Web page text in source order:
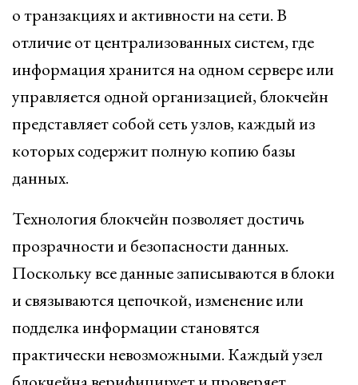
о транзакциях и активности на сети. В
отличие от централизованных систем, где
информация хранится на одном сервере или
управляется одной организацией, блокчейн
представляет собой сеть узлов, каждый из
которых содержит полную копию базы
данных.
Технология блокчейн позволяет достичь
прозрачности и безопасности данных.
Поскольку все данные записываются в блоки
и связываются цепочкой, изменение или
подделка информации становятся
практически невозможными. Каждый узел